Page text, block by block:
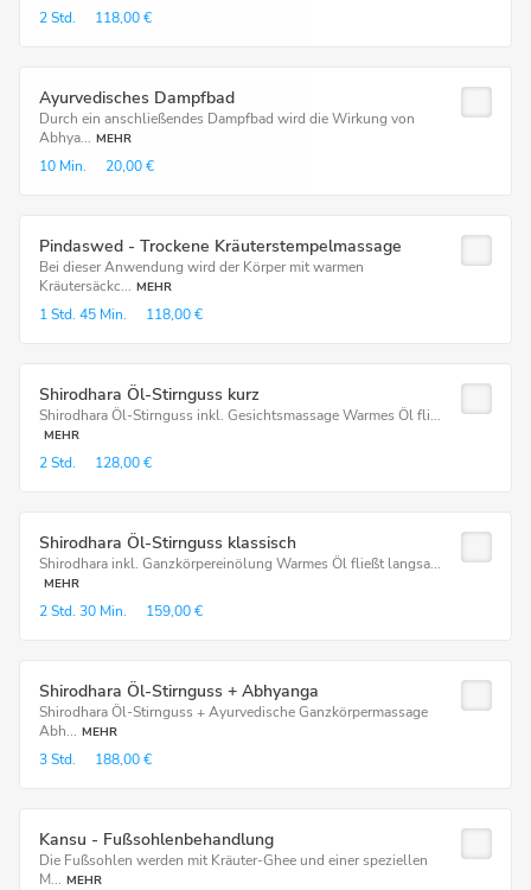
2 Std. 118,00 €
Ayurvedisches Dampfbad
Durch ein anschließendes Dampfbad wird die Wirkung von
Abhya... MEHR
10 Min. 20,00 €
Pindaswed - Trockene Kräuterstempelmassage
Bei dieser Anwendung wird der Körper mit warmen
Kräutersäckc... MEHR
1 Std. 45 Min. 118,00 €
Shirodhara Öl-Stirnguss kurz
Shirodhara Öl-Stirnguss inkl. Gesichtsmassage Warmes Öl fli...
MEHR
2 Std. 128,00 €
Shirodhara Öl-Stirnguss klassisch
Shirodhara inkl. Ganzkörpereinölung Warmes Öl fließt langsa...
MEHR
2 Std. 30 Min. 159,00 €
Shirodhara Öl-Stirnguss + Abhyanga
Shirodhara Öl-Stirnguss + Ayurvedische Ganzkörpermassage
Abh... MEHR
3 Std. 188,00 €
Kansu - Fußsohlenbehandlung
Die Fußsohlen werden mit Kräuter-Ghee und einer speziellen
M... MEHR